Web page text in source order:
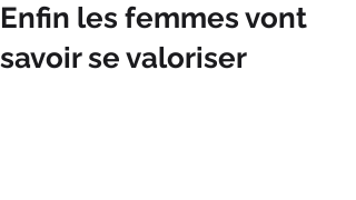
Enfin les femmes vont
savoir se valoriser